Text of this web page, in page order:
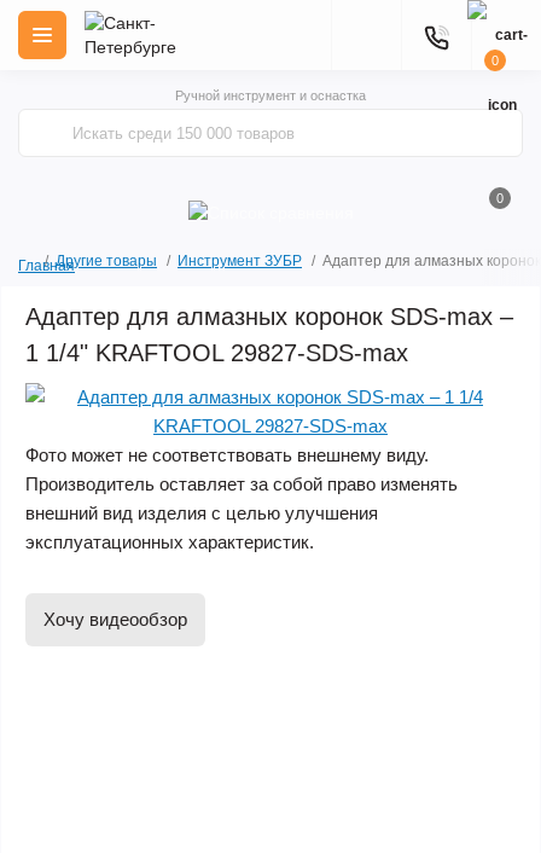
Ручной инструмент и оснастка
0
0
ГлавнаяДругие товары Инструмент ЗУБР Адаптер для алмазных
Адаптер для алмазных коронок SDS-max –
1 1/4" KRAFTOOL 29827-SDS-max
Фото может не соответствовать внешнему виду.
Производитель оставляет за собой право изменять
внешний вид изделия с целью улучшения
эксплуатационных характеристик.
Хочу видеообзор